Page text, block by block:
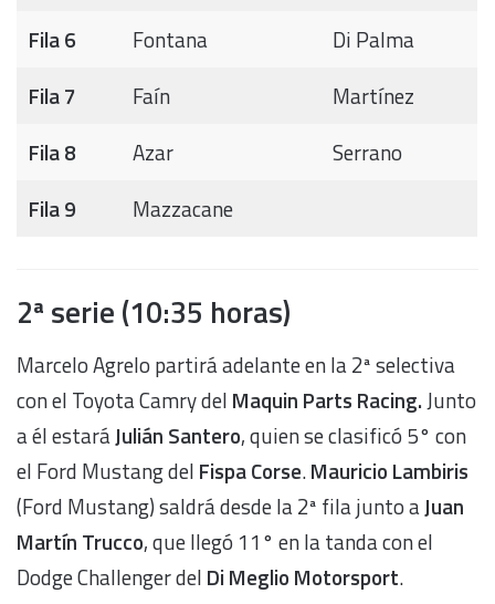
Fila 6
Fontana
Di Palma
Fila 7
Faín
Martínez
Fila 8
Azar
Serrano
Fila 9
Mazzacane
2ª serie (10:35 horas)
Marcelo Agrelo partirá adelante en la 2ª selectiva
con el Toyota Camry del Maquin Parts Racing.Junto
a él estaráJulián Santero, quien se clasificó 5° con
el Ford Mustang del Fispa Corse.Mauricio Lambiris
(Ford Mustang) saldrá desde la 2ª fila junto aJuan
Martín Trucco, que llegó 11° en la tanda con el
Dodge Challenger del Di Meglio Motorsport.